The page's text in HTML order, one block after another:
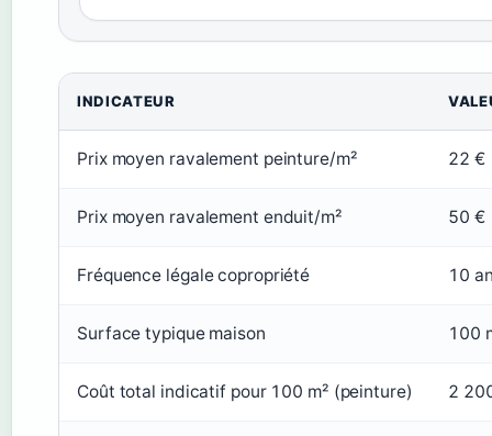
INDICATEUR
Prix moyen ravalement peinture/m² 22 €
Prix moyen ravalement enduit/m² 50 €
Fréquence légale copropriété 10
Surface typique maison 100
Coût total indicatif pour 100 m² (peinture) 2